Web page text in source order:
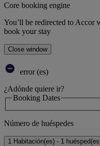
Core booking engine
You’ll be redirected to Accor
book your stay
Close window
error (es)
¿Adónde quiere ir?
Booking Dates
Número de huéspedes
1 Habitación(es) - 1